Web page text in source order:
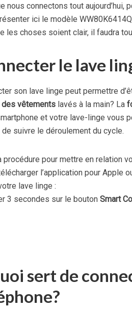
nous connectons tout
ici le modèle
les choses soient clair, il faudra
le lave
son lave linge peut permettre
des vêtementslavés à la main? La
et votre lave-linge vous
de suivre le déroulement du cycle.
procédure pour mettre en relation
l’application pour Apple
lave linge :
3 secondes sur le bouton Smart
sert de